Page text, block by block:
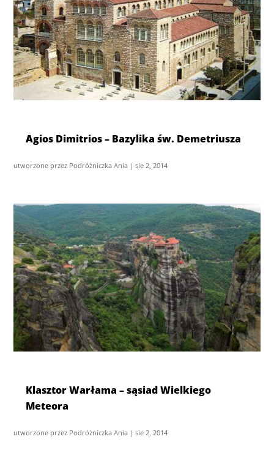
Agios Dimitrios – Bazylika św. Demetriusza
utworzone przez Podróżniczka Ania |sie 2, 2014
Klasztor Warłama – sąsiad Wielkiego
Meteora
utworzone przez Podróżniczka Ania |sie 2, 2014